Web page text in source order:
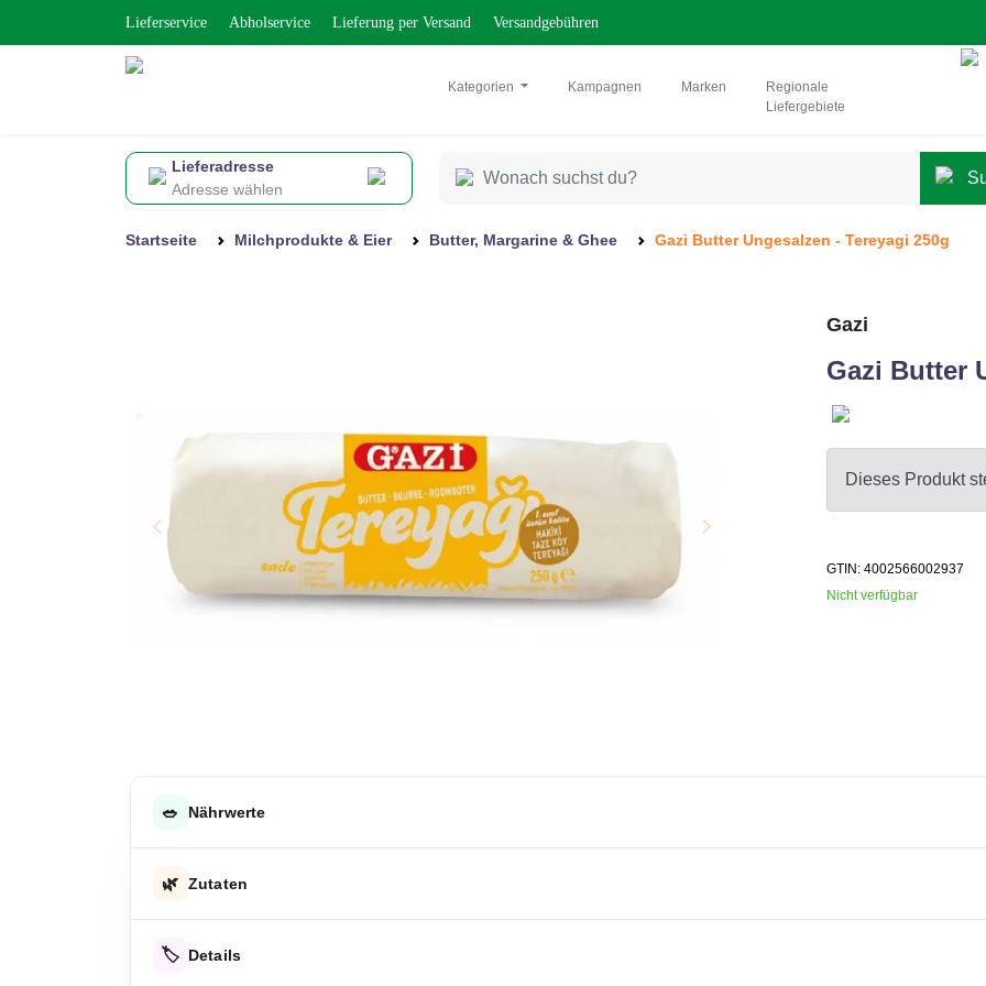
Lieferservice Abholservice Lieferung per Versand Versandgebühren
Kategorien Kampagnen Marken
Regionale
Liefergebiete
Lieferadresse
Adresse wählen
Startseite Milchprodukte & Eier Butter, Margarine & Ghee Gazi Butter Ungesalzen - Tereyagi 250g
Gazi
Gazi Butter
Dieses Produkt
GTIN: 4002566002937
Nicht verfügbar
🥗 Nährwerte
Energie
🌿 Zutaten
🏷️ Details